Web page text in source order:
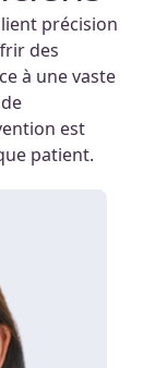
précision
des
à une vaste
est
patient.